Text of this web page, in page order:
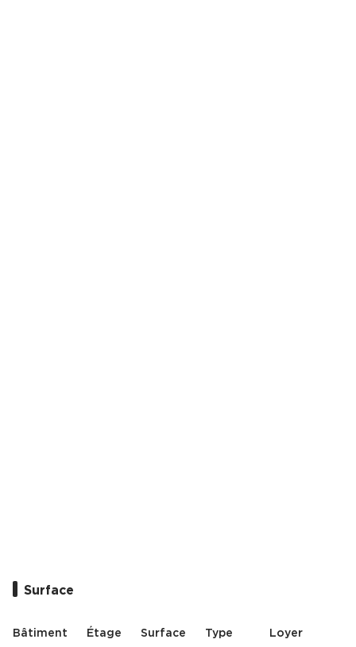
Surface
Bâtiment Étage Surface Type Loyer